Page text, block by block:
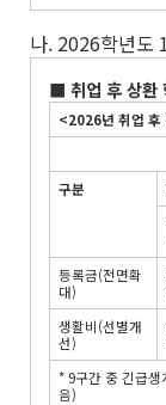
나. 2026학년도
■ 취업 후 상환
<2026년 취업 후
구분
등록금(전면확
대)
생활비(선별개
선)
* 9구간 중 긴급생
음)